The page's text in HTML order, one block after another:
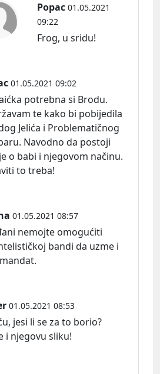
Popac 01.05.2021
09:22
Frog, u sridu!
01.05.2021 09:02
potrebna si Brodu.
te kako bi pobijedila
Jelića i Problematičnog
Navodno da postoji
o babi i njegovom načinu.
to treba!
01.05.2021 08:57
nemojte omogućiti
bandi da uzme i
01.05.2021 08:53
jesi li se za to borio?
i njegovu sliku!